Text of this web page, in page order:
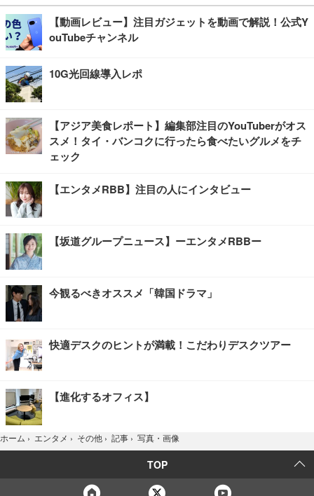
【動画レビュー】注目ガジェットを動画で解説！公式Y
ouTubeチャンネル
10G光回線導入レポ
【アジア美食レポート】編集部注目のYouTuberがオス
スメ！タイ・バンコクに行ったら食べたいグルメをチ
ェック
【エンタメRBB】注目の人にインタビュー
【坂道グループニュース】ーエンタメRBBー
今観るべきオススメ「韓国ドラマ」
快適デスクのヒントが満載！こだわりデスクツアー
【進化するオフィス】
ホーム › エンタメ › その他 › 記事 › 写真・画像
TOP